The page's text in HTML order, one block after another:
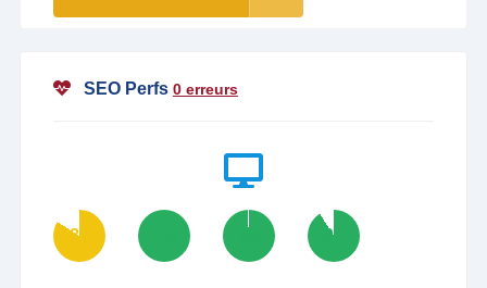
SEO Perfs 0 erreurs
84 91